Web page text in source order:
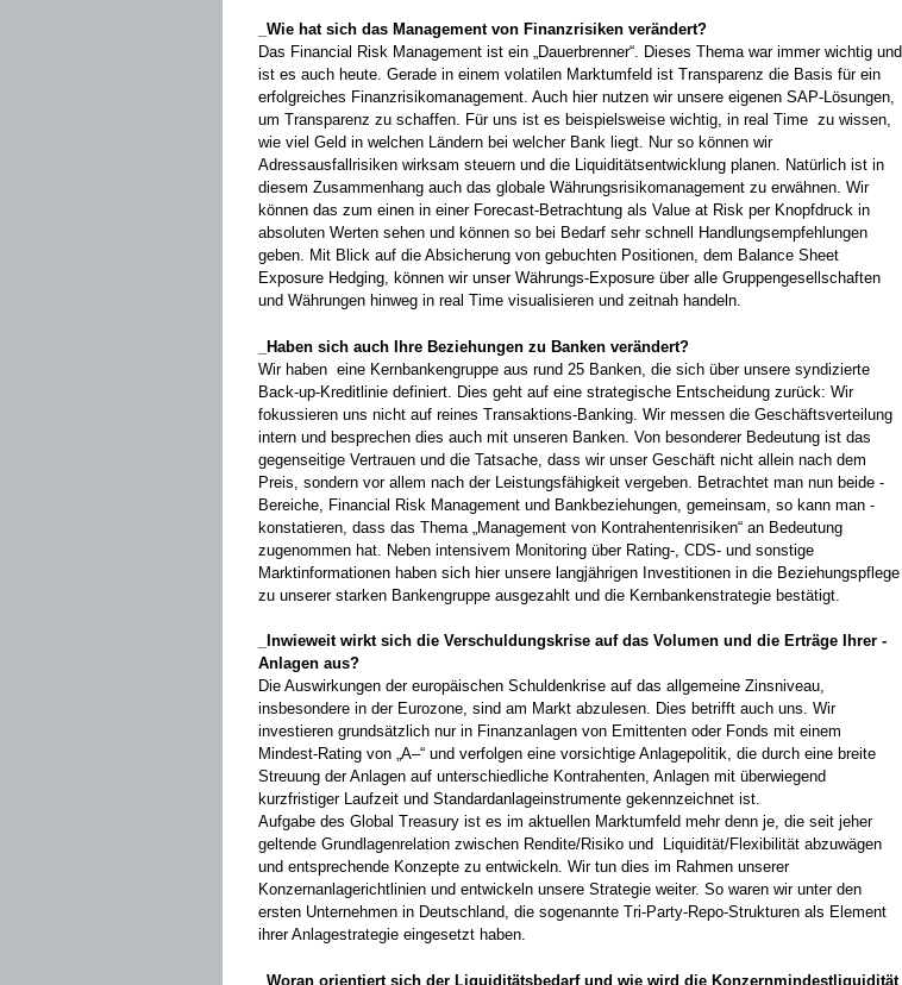
_Wie hat sich das Management von Finanz­risiken verändert?
Das Financial Risk Management ist ein „Dauerbrenner“. Dieses Thema war immer wichtig und
ist es auch heute. Gerade in ­einem volatilen Marktumfeld ist Transparenz die Basis für ein
erfolgreiches Finanzrisikomanagement. Auch hier nutzen wir unsere eigenen SAP-Lösungen,
um ­Trans­parenz zu schaffen. Für uns ist es beispielsweise ­wichtig, in real Time zu wissen,
wie viel Geld in ­welchen Ländern bei welcher Bank liegt. Nur so ­können wir
Adressausfallrisiken wirksam steuern und die Liquiditäts­entwicklung ­planen. Natürlich ist in
diesem Zusammenhang auch das globale Währungsrisiko­management zu erwähnen. Wir
können das zum einen in einer Forecast-Betrachtung als Value at Risk per Knopfdruck in
absoluten Werten sehen und können so bei Bedarf sehr schnell Handlungsempfehlungen
geben. Mit Blick auf die Absicherung von gebuchten ­Positionen, dem Balance Sheet
Exposure Hedging, können wir unser Währungs­-Exposure über ­alle Gruppengesellschaften
und Währungen hinweg in real Time ­visualisieren und zeitnah handeln.
_Haben sich auch Ihre Beziehungen zu ­Banken verändert?
Wir haben eine Kernbankengruppe aus rund 25 Banken, die sich über unsere syndizierte
Back-up-Kreditlinie definiert. Dies geht auf eine strategische Entscheidung ­zurück: Wir
fokussieren uns nicht auf reines Transaktions-Banking. Wir messen die ­Geschäftsverteilung
intern und besprechen dies auch mit unseren Banken. Von ­besonderer Bedeutung ist das
gegenseitige Vertrauen und die Tatsache, dass wir unser Geschäft nicht allein nach dem
Preis, ­sondern vor ­allem nach der Leistungsfähigkeit ­vergeben. Betrachtet man nun beide ­
Bereiche, ­Financial Risk Management und Bank­beziehungen, ­gemeinsam, so kann man ­
konstatieren, dass das Thema „Management von Kontrahentenrisiken“ an Bedeutung
zugenommen hat. Neben intensivem Moni­toring über ­Rating-, CDS- und sonstige
Marktinformationen haben sich hier unsere ­langjährigen ­Investitionen in die Beziehungspflege
zu ­unserer starken Bankengruppe ­ausgezahlt und die Kernbankenstrategie ­bestätigt.
_Inwieweit wirkt sich die Verschuldungs­krise auf das Volumen und die Erträge Ihrer ­
Anlagen aus?
Die Auswirkungen der europäischen Schuldenkrise auf das allgemeine Zins­niveau,
insbesondere in der Eurozone, sind am Markt abzulesen. Dies betrifft auch uns. Wir
investieren grundsätzlich nur in ­Finanzanlagen von Emittenten oder Fonds mit einem
Mindest-Rating von „A–“ und ­verfolgen eine vorsichtige Anlagepolitik, die durch eine breite
Streuung der Anlagen auf unterschiedliche Kontrahenten, Anlagen mit überwiegend
kurzfristiger Laufzeit und ­Standardanlageinstrumente gekennzeichnet ist.
Aufgabe des Global Treasury ist es im ­aktuellen Marktumfeld mehr denn je, die seit jeher
geltende Grundlagenrelation zwischen Rendite/Risiko und Liquidität/Flexibilität abzuwägen
und entsprechende Konzepte zu entwickeln. Wir tun dies im Rahmen unserer
Konzernanlagerichtlinien und entwickeln ­unsere Strategie weiter. So waren wir unter den
ersten Unternehmen in Deutschland, die sogenannte Tri-Party-Repo-Strukturen als ­Element
ihrer Anlagestrategie ein­gesetzt ­haben.
_Woran orientiert sich der Liquiditätsbedarf und wie wird die Konzernmindestliquidität